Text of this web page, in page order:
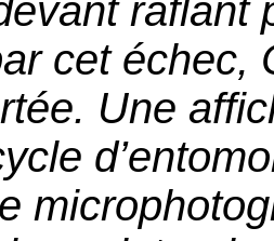
raflant
cet échec,
Une